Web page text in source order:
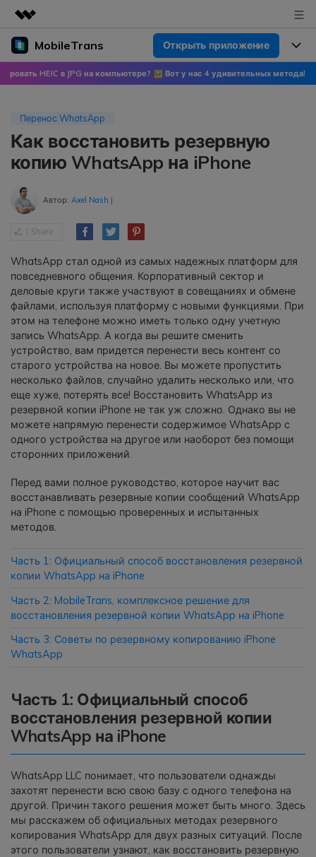
Рекомендуемые продукты
Цифровая креативность AIGC
Бизнес
О нас
Новости
Покупка
MobileTrans Открыть приложение
Продукты
ПК
Перенос данных WhatsApp
Переносите данные WhatsApp со
WhatsApp и других социальных
приложений на ПК и
Перенос данных смартфона
Передавайте сообщения,
фотографии, видео и многое
другое со смартфона на смартфон,
со смартфона на ПК и наоборот.
Резервное копирование и
восстановление
Создавайте резервные копии для
18+ типов данных и данных
восстанавливайте резервные
копии.
НОВИНКА
Переносите музыкальные
сервиса на другой.
Mutsapper
Передавайте данные WhatsApp &
WhatsApp Business без сброса
Приложение MobileTrans
Передавайте данные смартфона,
данные WhatsApp и файлы между
устройствами.
Цены
Цены для версий Windows
Цены для Android
Скидки до 50%
Центр поддержки
Блог
Популярные темы
Популярные темы
Конкурсы и мероприятия
Узнайте больше
Скачать
в JPG на компьютере? 🖼 Вот у нас 4 удивительных метода!🍀 Узнайте
Перенос WhatsApp
Как восстановить резервную
копию WhatsApp на iPhone
Автор:Axel Nash |
WhatsApp стал одной из самых надежных платформ для
повседневного общения. Корпоративный сектор и
деловые круги также участвуют в совещаниях и обмене
файлами, используя платформу с новыми функциями. При
этом на телефоне можно иметь только одну учетную
запись WhatsApp. А когда вы решите сменить
устройство, вам придется перенести весь контент со
старого устройства на новое. Вы можете пропустить
несколько файлов, случайно удалить несколько или, что
еще хуже, потерять все! Восстановить WhatsApp из
резервной копии iPhone не так уж сложно. Однако вы не
можете напрямую перенести содержимое WhatsApp с
одного устройства на другое или наоборот без помощи
сторонних приложений.
Перед вами полное руководство, которое научит вас
восстанавливать резервные копии сообщений WhatsApp
на iPhone с помощью проверенных и испытанных
методов.
Часть 1: Официальный способ восстановления резервной
копии WhatsApp на iPhone
Часть 2: MobileTrans, комплексное решение для
восстановления резервной копии WhatsApp на iPhone
Часть 3: Советы по резервному копированию iPhone
WhatsApp
Часть 1: Официальный способ
восстановления резервной копии
WhatsApp на iPhone
WhatsApp LLC понимает, что пользователи однажды
захотят перенести всю свою базу с одного телефона на
другой. Причин такого решения может быть много. Здесь
мы расскажем об официальных методах резервного
копирования WhatsApp для двух разных ситуаций. После
этого пользователи узнают, как восстановить резервную